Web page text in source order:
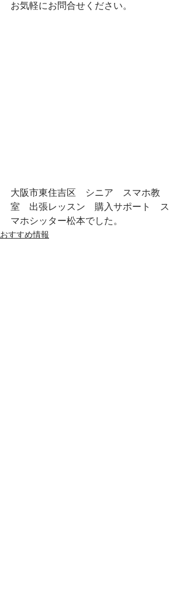
お気軽にお問合せください。
大阪市東住吉区　シニア　スマホ教
室　出張レッスン　購入サポート　ス
マホシッター松本でした。
おすすめ情報